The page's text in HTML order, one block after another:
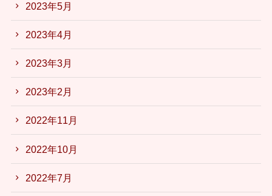
2023年5月
2023年4月
2023年3月
2023年2月
2022年11月
2022年10月
2022年7月